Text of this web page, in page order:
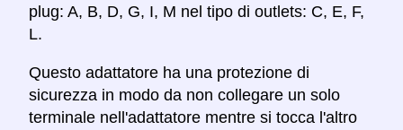
plug: A, B, D, G, I, M nel tipo di outlets: C, E, F,
L.
Questo adattatore ha una protezione di
sicurezza in modo da non collegare un solo
terminale nell'adattatore mentre si tocca l'altro